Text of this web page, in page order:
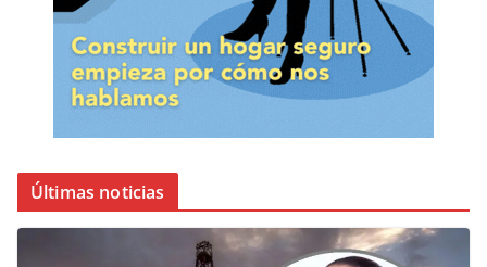
Últimas noticias